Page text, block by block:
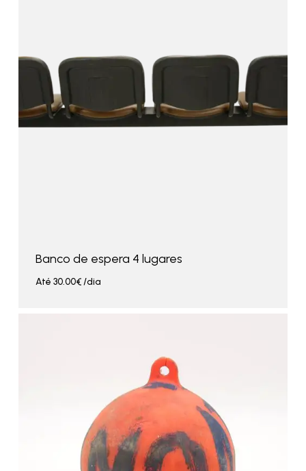
Banco de espera 4 lugares
Até 30.00€/dia